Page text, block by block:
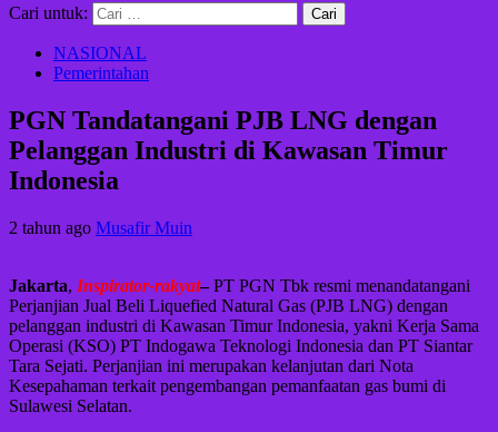
Cari untuk:
NASIONAL
Pemerintahan
PGN Tandatangani PJB LNG dengan
Pelanggan Industri di Kawasan Timur
Indonesia
2 tahun ago Musafir Muin
Jakarta, Inspirator-rakyat–PT PGN Tbk resmi menandatangani
Perjanjian Jual Beli Liquefied Natural Gas (PJB LNG) dengan
pelanggan industri di Kawasan Timur Indonesia, yakni Kerja Sama
Operasi (KSO) PT Indogawa Teknologi Indonesia dan PT Siantar
Tara Sejati. Perjanjian ini merupakan kelanjutan dari Nota
Kesepahaman terkait pengembangan pemanfaatan gas bumi di
Sulawesi Selatan.